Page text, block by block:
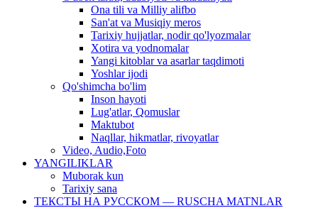
Ona tili va Milliy alifbo
San'at va Musiqiy meros
Tarixiy hujjatlar, nodir qo'lyozmalar
Xotira va yodnomalar
Yangi kitoblar va asarlar taqdimoti
Yoshlar ijodi
Qo'shimcha bo'lim
Inson hayoti
Lug'atlar, Qomuslar
Maktubot
Naqllar, hikmatlar, rivoyatlar
Video, Audio,Foto
YANGILIKLAR
Muborak kun
Tarixiy sana
ТЕКСТЫ НА РУССКОМ — RUSCHA MATNLAR